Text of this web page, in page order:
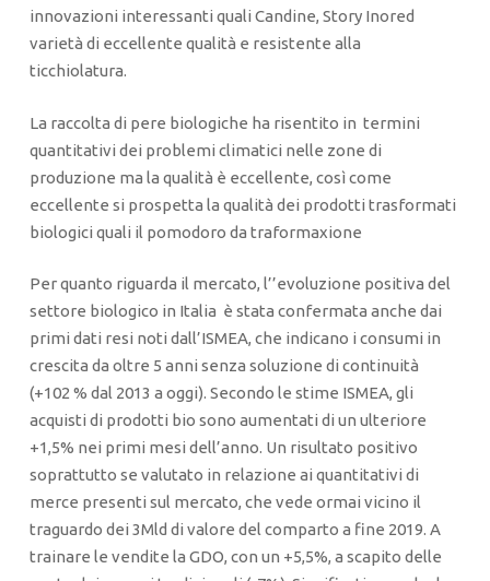
innovazioni interessanti quali Candine, Story Inored
varietà di eccellente qualità e resistente alla
ticchiolatura.
La raccolta di pere biologiche ha risentito in termini
quantitativi dei problemi climatici nelle zone di
produzione ma la qualità è eccellente, così come
eccellente si prospetta la qualità dei prodotti trasformati
biologici quali il pomodoro da traformaxione
Per quanto riguarda il mercato, l’’evoluzione positiva del
settore biologico in Italia è stata confermata anche dai
primi dati resi noti dall’ISMEA, che indicano i consumi in
crescita da oltre 5 anni senza soluzione di continuità
(+102 % dal 2013 a oggi). Secondo le stime ISMEA, gli
acquisti di prodotti bio sono aumentati di un ulteriore
+1,5% nei primi mesi dell’anno. Un risultato positivo
soprattutto se valutato in relazione ai quantitativi di
merce presenti sul mercato, che vede ormai vicino il
traguardo dei 3Mld di valore del comparto a fine 2019. A
trainare le vendite la GDO, con un +5,5%, a scapito delle